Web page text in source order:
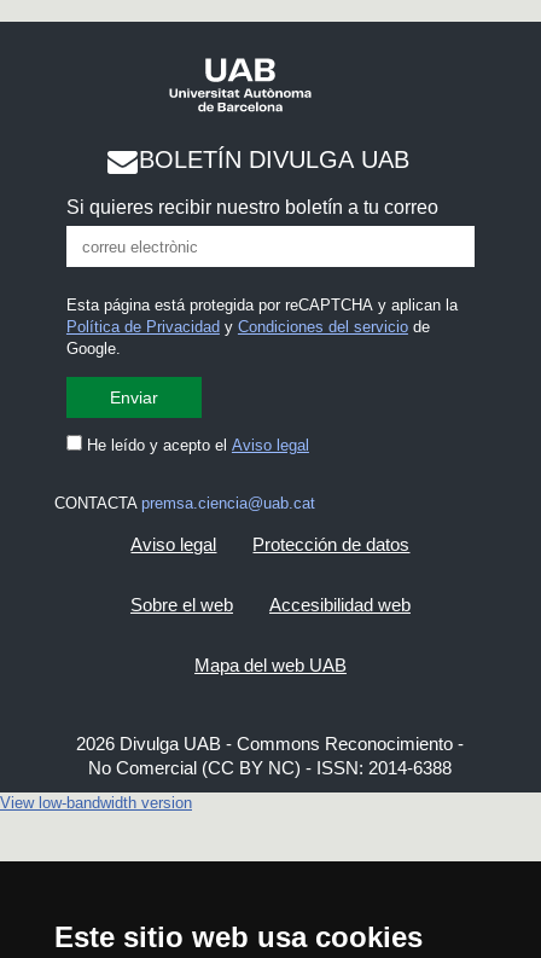
Este sitio web usa cookies
BOLETÍN DIVULGA UAB
Si quieres recibir nuestro boletín a tu correo
Esta página está protegida por reCAPTCHA y aplican la
Política de Privacidad y Condiciones del serviciode
Google.
He leído y acepto el Aviso legal
CONTACTA premsa.ciencia@uab.cat
Aviso legal Protección de datos
Sobre el web Accesibilidad web
Mapa del web UAB
2026 Divulga UAB - Commons Reconocimiento -
No Comercial (CC BY NC) - ISSN: 2014-6388
View low-bandwidth version